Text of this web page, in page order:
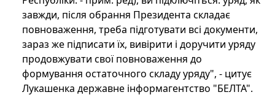
завжди, після обрання Президента складає
повноваження, треба підготувати всі документи,
зараз же підписати їх, вивірити і доручити уряду
продовжувати свої повноваження до
формування остаточного складу уряду", - цитує
Лукашенка державне інформагентство "БЕЛТА".